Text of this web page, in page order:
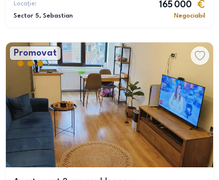
Locație:
Sector 5, Sebastian
165 000
Negociabil
Promovat